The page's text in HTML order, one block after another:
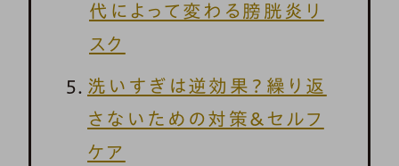
代によって変わる膀胱炎リ
スク
洗いすぎは逆効果？繰り返
さないための対策＆セルフ
ケア